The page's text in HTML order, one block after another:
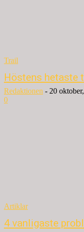
Trail
Höstens hetaste
Redaktionen - 20
0
Artiklar
4 vanligaste